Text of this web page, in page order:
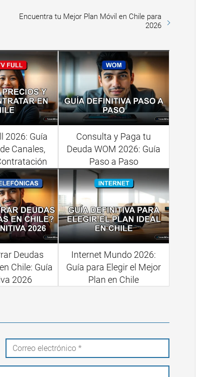
Encuentra tu Mejor Plan Móvil en Chile para
2026
2026: Guía
Canales,
Consulta y Paga tu
Deuda WOM 2026: Guía
Paso a Paso
Deudas
Chile: Guía
2026
Internet Mundo 2026:
Guía para Elegir el Mejor
Plan en Chile